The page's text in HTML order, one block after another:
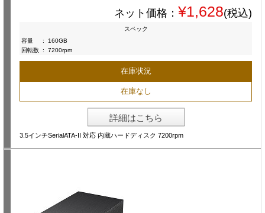
ネット価格： ¥1,628(税込)
スペック
容量
:
160GB
回転数 : 7200rpm
在庫状況
在庫なし
詳細はこちら
3.5インチSerialATA-II 対応 内蔵ハードディスク 7200rpm